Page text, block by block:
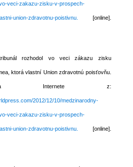
veci-zakazu-zisku-v-prospech-
union-zdravotnu-poistivnu. [online].
rozhodol vo veci zákazu zisku
ktorá vlastní Union zdravotnú poisťovňu.
na Internete z:
2012/12/10/medzinarodny-
veci-zakazu-zisku-v-prospech-
union-zdravotnu-poistivnu. [online].